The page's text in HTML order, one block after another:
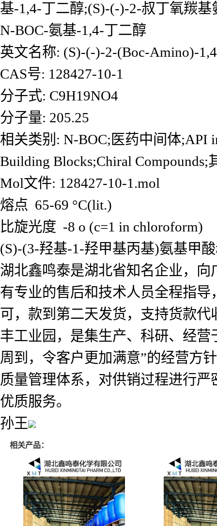
基-1,4-丁二醇;(S)-(-)-2-叔丁氧羰
N-BOC-氨基-1,4-丁二醇
英文名称: (S)-(-)-2-(Boc-Amino)-
CAS号: 128427-10-1
分子式: C9H19NO4
分子量: 205.25
相关类别: N-BOC;医药中间体;API
Building Blocks;Chiral Compounds;
Mol文件: 128427-10-1.mol
熔点 65-69 °C(lit.)
比旋光度 -8 o (c=1 in chloroform)
(S)-(3-羟基-1-羟甲基丙基)氨基甲
湖北鑫鸣泰是湖北省知名企业，
有专业的售后和技术人员全程指
可，款到第二天发货，支持货款
丰工业园，是集生产、科研、经
周到，令客户更加满意”的经营方
质量管理体系，对供销过程进行
优质服务。
孙王
相关产品：